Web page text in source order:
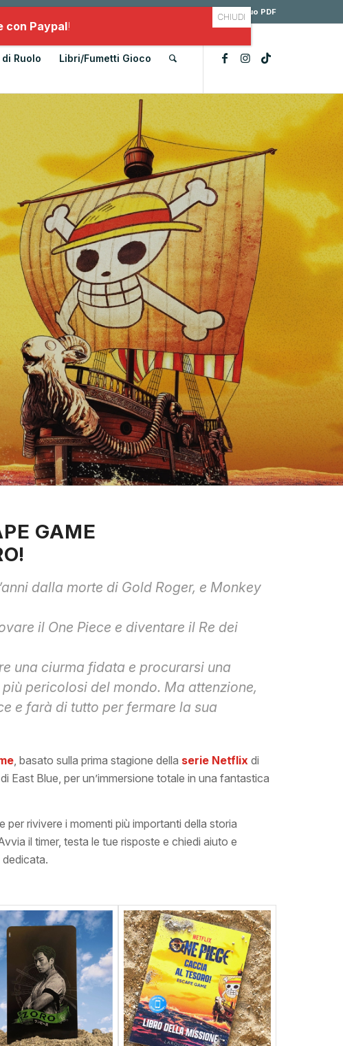
Scarica il tuo PDF
Ruolo Libri/Fumetti Gioco
GAME
dalla morte di Gold Roger, e Monkey
il One Piece e diventare il Re dei
una ciurma fidata e procurarsi una
pericolosi del mondo. Ma attenzione,
e farà di tutto per fermare la sua
, basato sulla prima stagione della serie Netflix di
East Blue, per un’immersione totale in una fantastica
per rivivere i momenti più importanti della storia
il timer, testa le tue risposte e chiedi aiuto e
con Paypal!